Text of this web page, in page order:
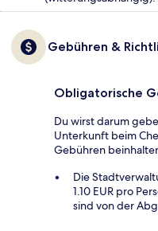
Gebühren &
Obligatorische
Du wirst darum
Unterkunft beim
Gebühren
Die
1.10 EUR pro
sind von der